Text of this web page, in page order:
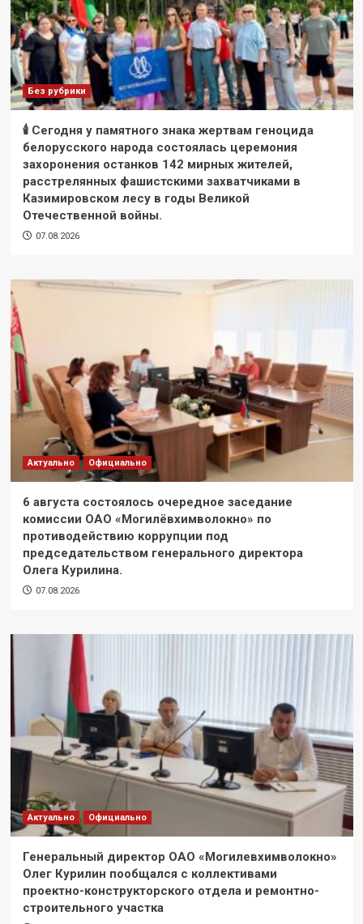
Без рубрики
🕯 Сегодня у памятного знака жертвам геноцида
белорусского народа состоялась церемония
захоронения останков 142 мирных жителей,
расстрелянных фашистскими захватчиками в
Казимировском лесу в годы Великой
Отечественной войны.
07.08.2026
Актуально Официально
6 августа состоялось очередное заседание
комиссии ОАО «Могилёвхимволокно» по
противодействию коррупции под
председательством генерального директора
Олега Курилина.
07.08.2026
Актуально Официально
Генеральный директор ОАО «Могилевхимволокно»
Олег Курилин пообщался с коллективами
проектно-конструкторского отдела и ремонтно-
строительного участка